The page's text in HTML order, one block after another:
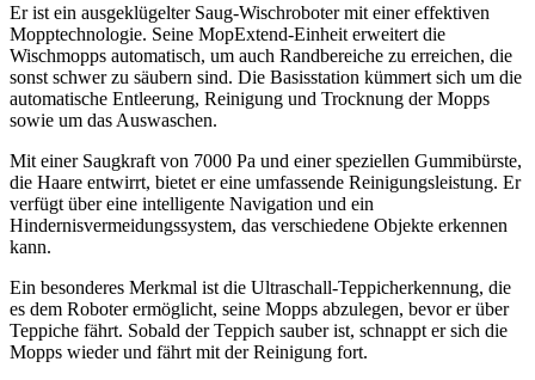
Er ist ein ausgeklügelter Saug-Wischroboter mit einer effektiven
Mopptechnologie. Seine MopExtend-Einheit erweitert die
Wischmopps automatisch, um auch Randbereiche zu erreichen, die
sonst schwer zu säubern sind. Die Basisstation kümmert sich um die
automatische Entleerung, Reinigung und Trocknung der Mopps
sowie um das Auswaschen.
Mit einer Saugkraft von 7000 Pa und einer speziellen Gummibürste,
die Haare entwirrt, bietet er eine umfassende Reinigungsleistung. Er
verfügt über eine intelligente Navigation und ein
Hindernisvermeidungssystem, das verschiedene Objekte erkennen
kann.
Ein besonderes Merkmal ist die Ultraschall-Teppicherkennung, die
es dem Roboter ermöglicht, seine Mopps abzulegen, bevor er über
Teppiche fährt. Sobald der Teppich sauber ist, schnappt er sich die
Mopps wieder und fährt mit der Reinigung fort.